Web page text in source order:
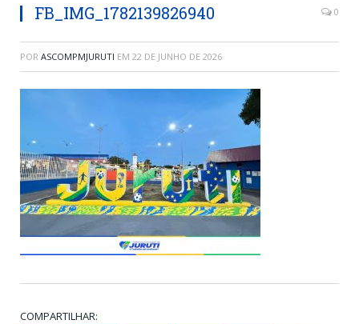
FB_IMG_1782139826940 0
POR ASCOMPMJURUTI EM 22 DE JUNHO DE 2026
COMPARTILHAR: